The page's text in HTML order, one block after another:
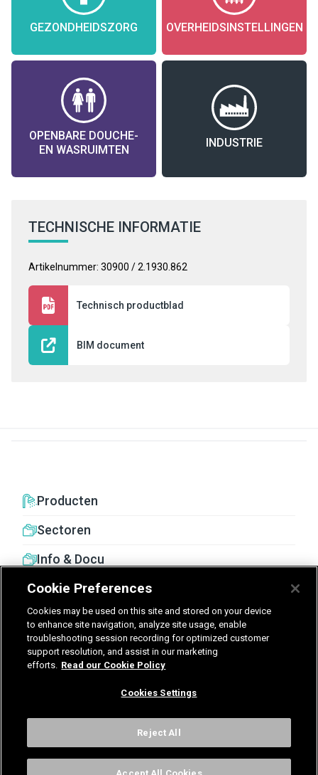
GEZONDHEIDSZORG OVERHEIDSINSTELLINGEN
OPENBARE DOUCHE-
EN WASRUIMTEN
INDUSTRIE
TECHNISCHE INFORMATIE
Artikelnummer: 30900 / 2.1930.862
Technisch productblad
BIM document
Producten
Sectoren
Info & Docu
United Kingdom Germany Nederland
België - Nederlands
Cookie Preferences
Cookies may be used on this site and stored on your device
to enhance site navigation, analyze site usage, enable
troubleshooting session recording for optimized customer
support resolution, and assist in our marketing
efforts. Read our Cookie Policy
Cookies Settings
Reject All